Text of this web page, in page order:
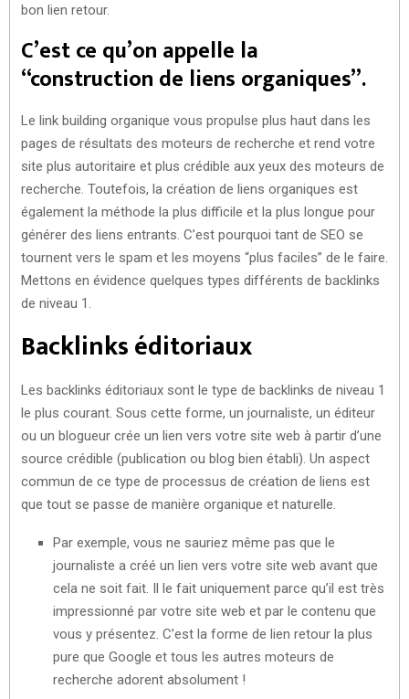
bon lien retour.
C’est ce qu’on appelle la
“construction de liens organiques”.
Le link building organique vous propulse plus haut dans les
pages de résultats des moteurs de recherche et rend votre
site plus autoritaire et plus crédible aux yeux des moteurs de
recherche. Toutefois, la création de liens organiques est
également la méthode la plus difficile et la plus longue pour
générer des liens entrants. C’est pourquoi tant de SEO se
tournent vers le spam et les moyens “plus faciles” de le faire.
Mettons en évidence quelques types différents de backlinks
de niveau 1.
Backlinks éditoriaux
Les backlinks éditoriaux sont le type de backlinks de niveau 1
le plus courant. Sous cette forme, un journaliste, un éditeur
ou un blogueur crée un lien vers votre site web à partir d’une
source crédible (publication ou blog bien établi). Un aspect
commun de ce type de processus de création de liens est
que tout se passe de manière organique et naturelle.
Par exemple, vous ne sauriez même pas que le
journaliste a créé un lien vers votre site web avant que
cela ne soit fait. Il le fait uniquement parce qu’il est très
impressionné par votre site web et par le contenu que
vous y présentez. C’est la forme de lien retour la plus
pure que Google et tous les autres moteurs de
recherche adorent absolument !